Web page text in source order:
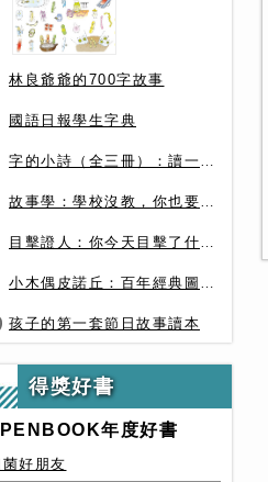
林良爺爺的700字故事
國語日報學生字典
字的小詩（全三冊）：讀一首詩，交一個字朋友（字字小宇宙+字字看心情+字字有意思）
故事學：學校沒教，你也要會的表達力
目擊證人：你今天目擊了什麼？
小木偶皮諾丘：百年經典圖文全譯版
孩子的第一套節日故事讀本
得獎好書
年度好書
好朋友